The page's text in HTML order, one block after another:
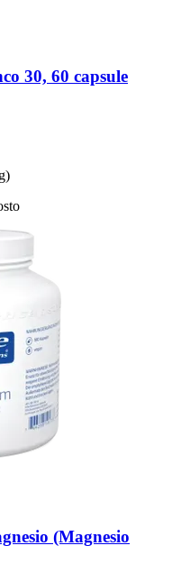
30, 60 capsule
(Magnesio